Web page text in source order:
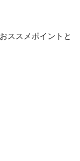
ススメポイントと